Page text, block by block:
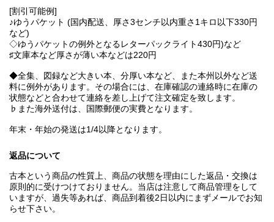
[割引可能例]
♪ゆうパケット (国内配送、厚さ3センチ以内重さ1キロ以下330円
など)
◇ゆうパケットの例外となるレターパックライト430円)など
♯文庫本など厚さが薄い本などは220円
◆全集、図録など大きい本、分厚い本など、また本州以外など送
料に例外があります。その場合には、在庫確認の連絡時に在庫の
状態などと合わせて連絡を差し上げて注文確定を致します。
♭また海外送付は、国際郵便の実費となります。
年末・年始の発送は1/4以降となります。
返品について
古本という商品の性質上、商品の状態を理由にした返品・交換は
原則的に受けつけておりません。当店は注意して商品管理をして
いますが、過失等あれば、商品到着後2日以内にまずメールでお知
らせ下さい。